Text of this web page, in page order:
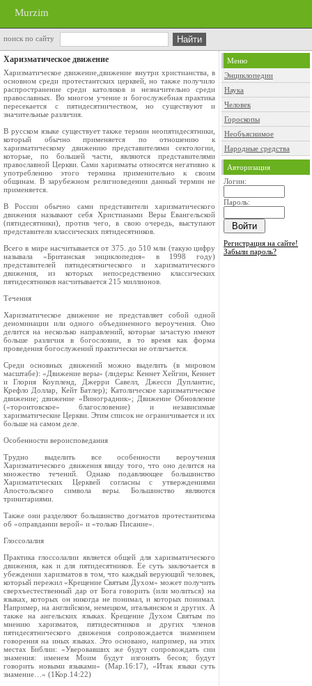
Murzim
поиск по сайту
Харизматическое движение
Харизматическое движение,движение внутри христианства, в
основном среди протестантских церквей, но также получило
распространение среди католиков и незначительно среди
православных. Во многом учение и богослужебная практика
пересекается с пятидесятничеством, но существуют и
значительные различия.
В русском языке существует также термин неопятидесятники,
который обычно применяется по отношению к
харизматическому движению представителями сектологии,
которые, по большей части, являются представителями
православной Церкви. Сами харизматы относятся негативно к
употреблению этого термина применительно к своим
общинам. В зарубежном религиоведении данный термин не
применяется.
В России обычно сами представители харизматического
движения называют себя Христианами Веры Евангельской
(пятидесятники), против чего, в свою очередь, выступают
представители классических пятидесятников.
Всего в мире насчитывается от 375. до 510 млн (такую цифру
называла «Британская энциклопедия» в 1998 году)
представителей пятидесятнического и харизматического
движения, из которых непосредственно классических
пятидесятников насчитывается 215 миллионов.
Течения
Харизматическое движение не представляет собой одной
деноминации или одного объединенного вероучения. Оно
делится на несколько направлений, которые зачастую имеют
больше различия в богословии, в то время как форма
проведения богослужений практически не отличается.
Среди основных движений можно выделить (в мировом
масштабе): «Движение веры» (лидеры: Кеннет Хейгин, Кеннет
и Глория Коупленд, Джерри Савелл, Джесси Дуплантис,
Крефло Доллар, Кейт Батлер); Католическое харизматическое
движение; движение «Виноградник»; Движение Обновление
(«торонтовское» благословение) и независимые
харизматические Церкви. Этим список не ограничивается и их
больше на самом деле.
Особенности вероисповедания
Трудно выделить все особенности вероучения
Харизматического движения ввиду того, что оно делится на
множество течений. Однако подавляющее большинство
Харизматических Церквей согласны с утверждениями
Апостольского символа веры. Большинство являются
тринитариями.
Также они разделяют большинство догматов протестантизма
об «оправдании верой» и «только Писание».
Глоссолалия
Практика глоссолалии является общей для харизматического
движения, как и для пятидесятников. Ее суть заключается в
убеждении харизматов в том, что каждый верующий человек,
который пережил «Крещение Святым Духом» может получить
сверхъестественный дар от Бога говорить (или молиться) на
языках, которых он никогда не понимал, и которых понимал.
Например, на английском, немецком, итальянском и других. А
также на ангельских языках. Крещение Духом Святым по
мнению харизматов, пятидесятников и других членов
пятидесятнического движения сопровождается знамением
говорения на иных языках. Это основано, например, на этих
местах Библии: «Уверовавших же будут сопровождать сии
знамения: именем Моим будут изгонять бесов; будут
говорить новыми языками» (Мар.16:17), «Итак языки суть
знамение…» (1Кор.14:22)
Меню
Энциклопедии
Наука
Человек
Гороскопы
Необъяснимое
Народные средства
Авторизация
Логин:
Пароль:
Регистрация на сайте!
Забыли пароль?